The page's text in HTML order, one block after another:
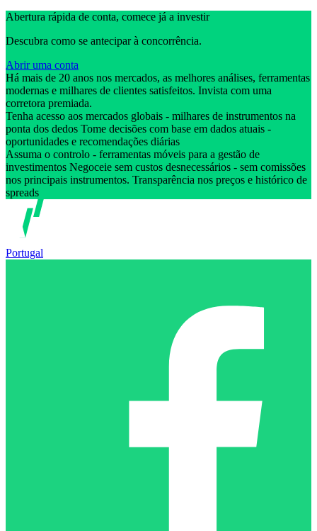
Abertura rápida de conta, comece já a investir
Descubra como se antecipar à concorrência.
Abrir uma conta
Há mais de 20 anos nos mercados, as melhores análises, ferramentas
modernas e milhares de clientes satisfeitos. Invista com uma
corretora premiada.
Tenha acesso aos mercados globais - milhares de instrumentos na
ponta dos dedos Tome decisões com base em dados atuais -
oportunidades e recomendações diárias
Assuma o controlo - ferramentas móveis para a gestão de
investimentos Negoceie sem custos desnecessários - sem comissões
nos principais instrumentos. Transparência nos preços e histórico de
spreads
Portugal